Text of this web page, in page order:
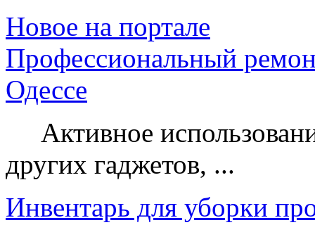
Новое на портале
Профессиональный
Одессе
Активное
других гаджетов, ...
Инвентарь для уборки